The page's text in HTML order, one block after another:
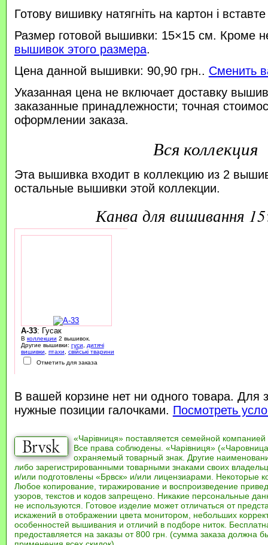
Готову вишивку натягніть на картон і
Размер готовой вышивки: 15×15 см. Кроме
вышивок этого размера.
Цена данной вышивки: 90,90 грн.. Сменить
Указанная цена не включает доставку
заказанные принадлежности; точная
оформлении заказа.
Вся коллекция
Эта вышивка входит в коллекцию из 2
остальные вышивки этой коллекции.
канва для вишивання
A-33: Гусак
В коллекции 2 вышивок.
Другие вышивки: гуси, дитячі
вишивки, птахи, свійські тварини
Отметить для заказа
В вашей корзине нет ни одного товара. Для
нужные позиции галочками. Посмотреть
«Чарівниця» поставляется семейной компанией
Все права соблюдены. «Чарівниця»
охраняемый товарный знак. Другие
либо зарегистрированными товарными знаками своих
и/или подготовлены «Брвск» и/или лицензиарами. Некоторые
Любое копирование, тиражирование и воспроизведение
узоров, текстов и кодов запрещено. Никакие персональные
не используются. Готовое изделие может отличаться от
искажений в отображении цвета монитором, небольших
особенностей вышивания и отличий в подборе ниток.
предоставляется на заказы от 800 грн. (сумма заказа должна